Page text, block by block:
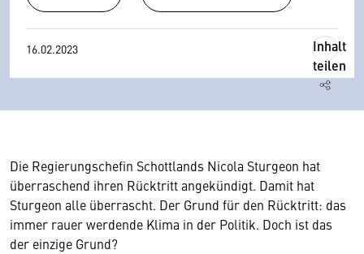
16.02.2023
Inhalt
teilen
Die Regierungschefin Schottlands Nicola Sturgeon hat
überraschend ihren Rücktritt angekündigt. Damit hat
Sturgeon alle überrascht. Der Grund für den Rücktritt: das
immer rauer werdende Klima in der Politik. Doch ist das
der einzige Grund?